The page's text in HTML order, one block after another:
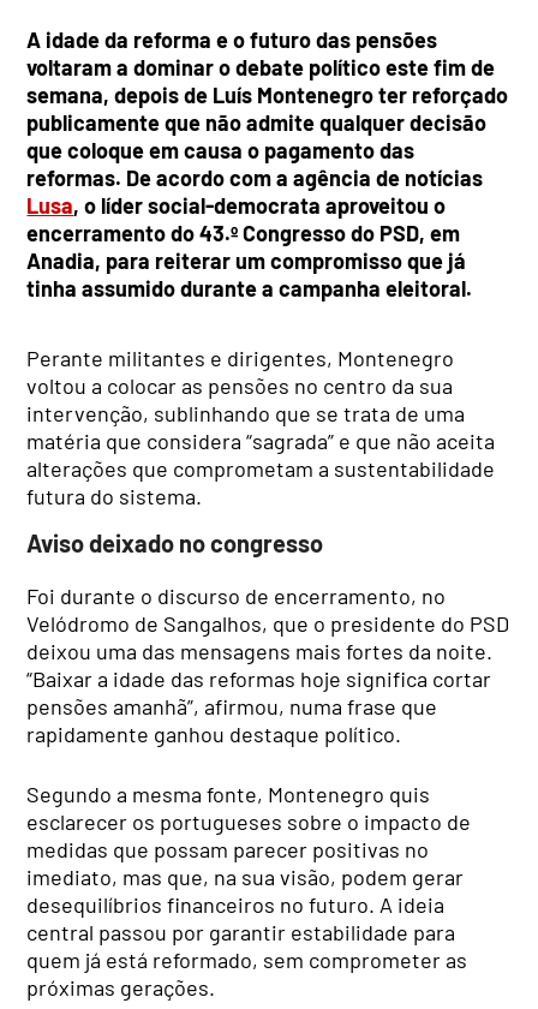
A idade da reforma e o futuro das pensões
voltaram a dominar o debate político este fim de
semana, depois de Luís Montenegro ter reforçado
publicamente que não admite qualquer decisão
que coloque em causa o pagamento das
reformas. De acordo com a agência de notícias
Lusa, o líder social-democrata aproveitou o
encerramento do 43.º Congresso do PSD, em
Anadia, para reiterar um compromisso que já
tinha assumido durante a campanha eleitoral.
Perante militantes e dirigentes, Montenegro
voltou a colocar as pensões no centro da sua
intervenção, sublinhando que se trata de uma
matéria que considera “sagrada” e que não aceita
alterações que comprometam a sustentabilidade
futura do sistema.
Aviso deixado no congresso
Foi durante o discurso de encerramento, no
Velódromo de Sangalhos, que o presidente do PSD
deixou uma das mensagens mais fortes da noite.
“Baixar a idade das reformas hoje significa cortar
pensões amanhã”, afirmou, numa frase que
rapidamente ganhou destaque político.
Segundo a mesma fonte, Montenegro quis
esclarecer os portugueses sobre o impacto de
medidas que possam parecer positivas no
imediato, mas que, na sua visão, podem gerar
desequilíbrios financeiros no futuro. A ideia
central passou por garantir estabilidade para
quem já está reformado, sem comprometer as
próximas gerações.